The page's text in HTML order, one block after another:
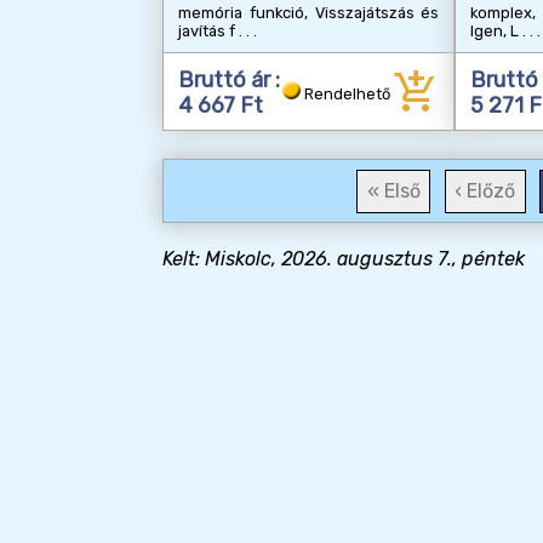
memória funkció, Visszajátszás és
javítás f
Bruttó ár :
4 667 Ft
Rendelhető add_shopping_cart
komplex,
Igen, L
Bruttó
5 271
« Első ‹ Előző
Kelt: Miskolc, 2026. augusztus 7., péntek